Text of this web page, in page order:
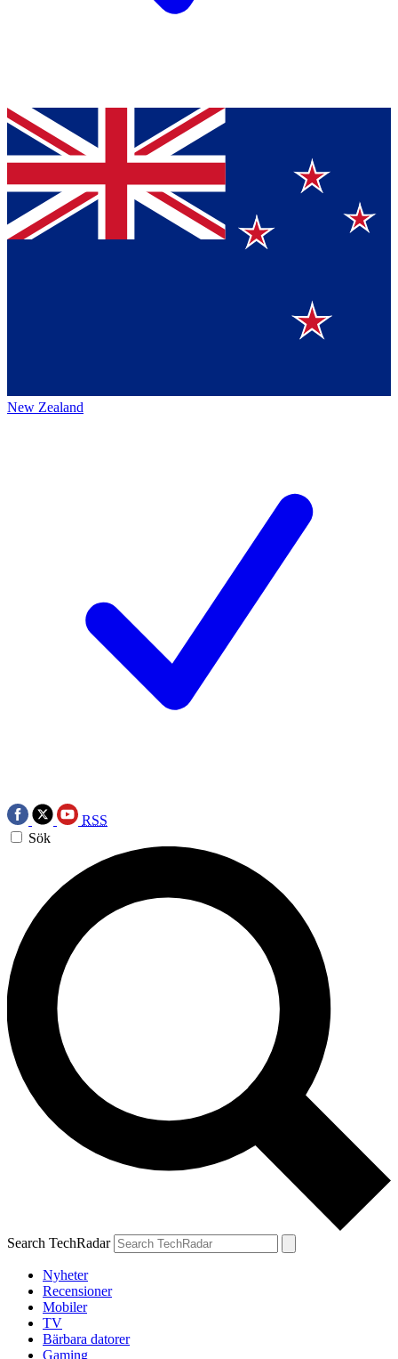
New Zealand
RSS
Sök
Search TechRadar
Nyheter
Recensioner
Mobiler
TV
Bärbara datorer
Gaming